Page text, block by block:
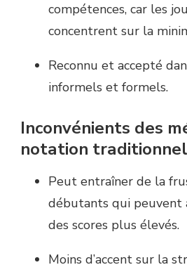
compétences, car les
concentrent sur la
Reconnu et accepté
informels et formels.
Inconvénients des
notation
Peut entraîner de la
débutants qui peuvent
des scores plus élevés.
Moins d’accent sur la